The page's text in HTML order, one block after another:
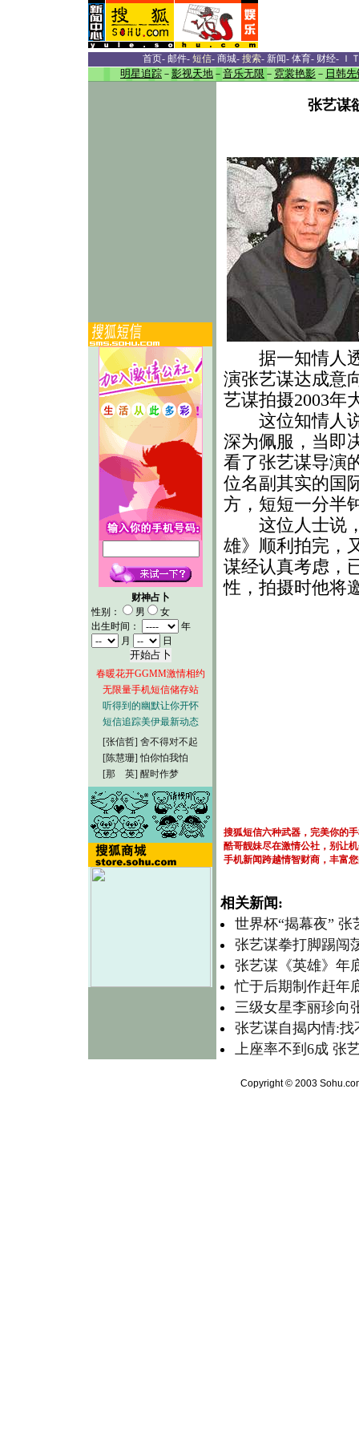
首页- 邮件- 短信- 商城- 搜索- 新闻- 体育- 财经- Ｉ
明星追踪 － 影视天地 － 音乐无限 － 霓裳艳影 － 日韩先
财神占卜
性别：
男
女
出生时间：
年
月
日
春暖花开GGMM激情相约
无限量手机短信储存站
听得到的幽默让你开怀
短信追踪美伊最新动态
[张信哲] 舍不得对不起
[陈慧珊] 怕你怕我怕
[那 英] 醒时作梦
张艺谋
据一知情人透
演张艺谋达成意
艺谋拍摄2003年
这位知情人说
深为佩服，当即
看了张艺谋导演
位名副其实的国
方，短短一分半
这位人士说，
雄》顺利拍完，
谋经认真考虑，
性，拍摄时他将
搜狐短信六种武器，完美你的
酷哥靓妹尽在激情公社，别让
手机新闻跨越情智财商，丰富
相关新闻:
世界杯“揭幕夜”
张艺谋拳打脚踢闯
张艺谋《英雄》年
忙于后期制作赶年
三级女星李丽珍向
张艺谋自揭内情:
上座率不到6成 张
Copyright © 2003